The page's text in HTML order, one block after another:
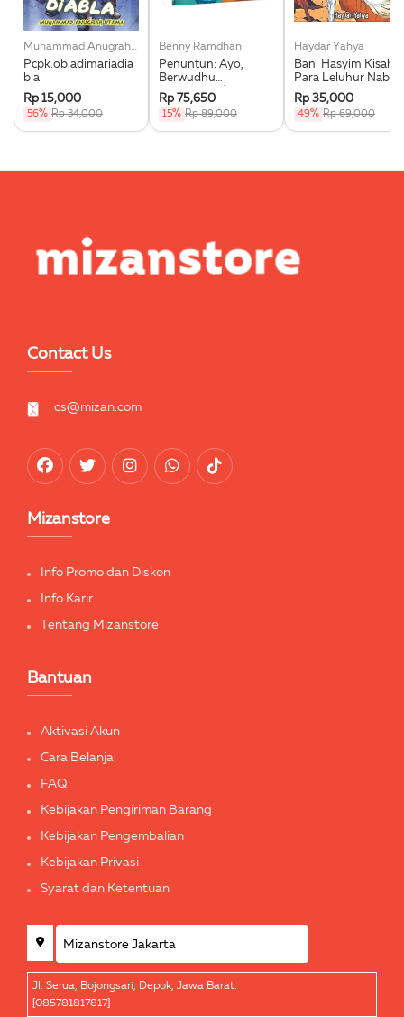
Muhammad Anugrah Utama
Pcpk.obladimariadia
bla
Rp 15,000
56% Rp 34,000
Benny Ramdhani
Penuntun: Ayo,
Berwudhu
(Boardbook)
Rp 75,650
15% Rp 89,000
Haydar Yahya
Bani Hasyim Kisah
Para Leluhur Nabi
Muhammad Saw.
Rp 35,000
49% Rp 69,000
Contact Us
cs@mizan.com
Mizanstore
Info Promo dan Diskon
Info Karir
Tentang Mizanstore
Bantuan
Aktivasi Akun
Cara Belanja
FAQ
Kebijakan Pengiriman Barang
Kebijakan Pengembalian
Kebijakan Privasi
Syarat dan Ketentuan
Jl. Serua, Bojongsari, Depok, Jawa Barat.
[085781817817]